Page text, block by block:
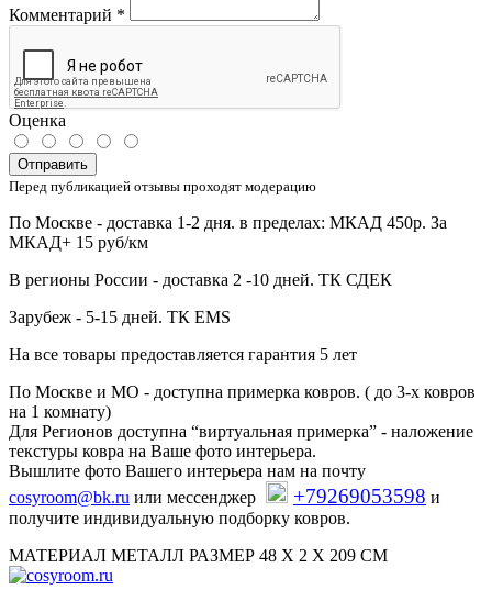
Комментарий *
Оценка
Отправить
Перед публикацией отзывы проходят модерацию
По Москве - доставка 1-2 дня. в пределах: МКАД 450р. За
МКАД+ 15 руб/км
В регионы России - доставка 2 -10 дней. ТК СДЕК
Зарубеж - 5-15 дней. ТК EMS
На все товары предоставляется гарантия 5 лет
По Москве и МО - доступна примерка ковров. ( до 3-х ковров
на 1 комнату)
Для Регионов доступна “виртуальная примерка” - наложение
текстуры ковра на Ваше фото интерьера.
Вышлите фото Вашего интерьера нам на почту
cosyroom@bk.ru или мессенджер +79269053598 и
получите индивидуальную подборку ковров.
МАТЕРИАЛ МЕТАЛЛ РАЗМЕР 48 Х 2 Х 209 СМ